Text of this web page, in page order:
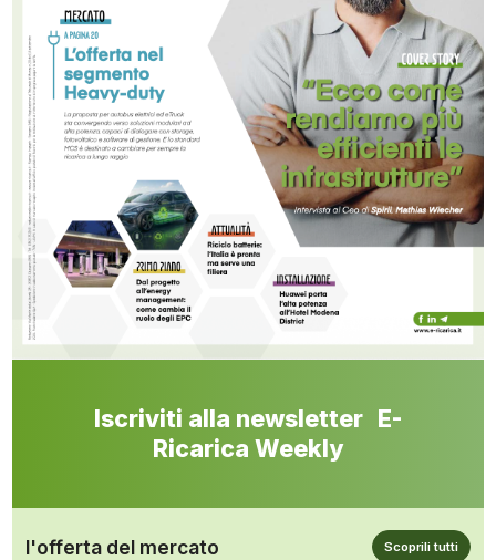
Iscriviti alla newsletter E-
Ricarica Weekly
l'offerta del mercato Scoprili tutti